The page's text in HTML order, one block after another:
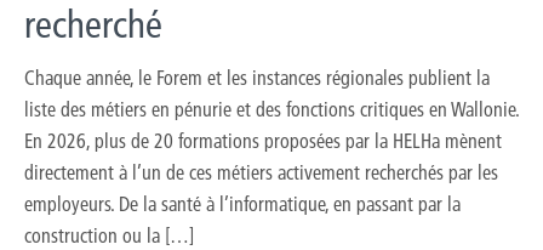
recherché
Chaque année, le Forem et les instances régionales publient la
liste des métiers en pénurie et des fonctions critiques en Wallonie.
En 2026, plus de 20 formations proposées par la HELHa mènent
directement à l’un de ces métiers activement recherchés par les
employeurs. De la santé à l’informatique, en passant par la
construction ou la […]